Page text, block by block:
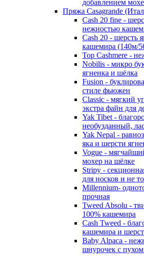
добавлением
Пряжа Casagrande
Cash 20 fine -
нежностью
Cash 20 - шерсть
кашемира (140м/
Top Cashmere -
Nobilis - микро
ягненка и шёлка
Fusion -
стиле фьюжен
Classic - мягкий
экстра файн для
Yak Tibet -
необузданный,
Yak Nepal -
яка и шерсти
Vogue -
мохер на шёлке
Stripy -
для носков и не
Millennium-
прочная
Tweed Absolu -
100% кашемира
Cash Tweed -
кашемира и
Baby Alpaca -
шнурочек с